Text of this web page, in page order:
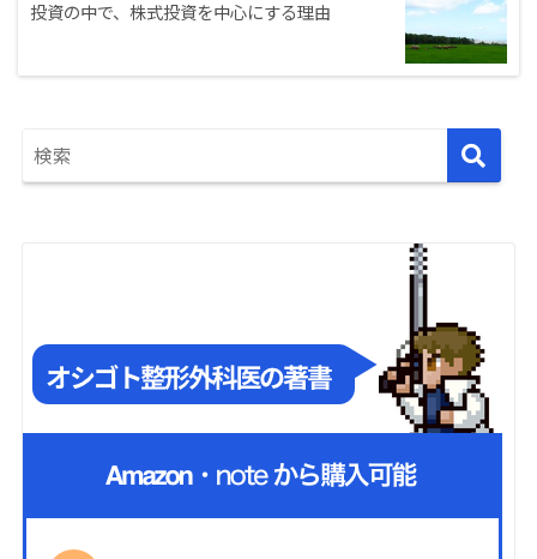
投資の中で、株式投資を中心にする理由